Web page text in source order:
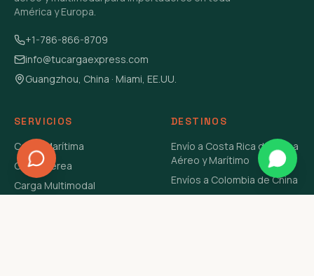
América y Europa.
+1-786-866-8709
info@tucargaexpress.com
Guangzhou, China · Miami, EE.UU.
SERVICIOS
Carga Marítima
Carga Aérea
Carga Multimodal
DESTINOS
Envío a Costa Rica de China
Aéreo y Marítimo
Envíos a Colombia de China